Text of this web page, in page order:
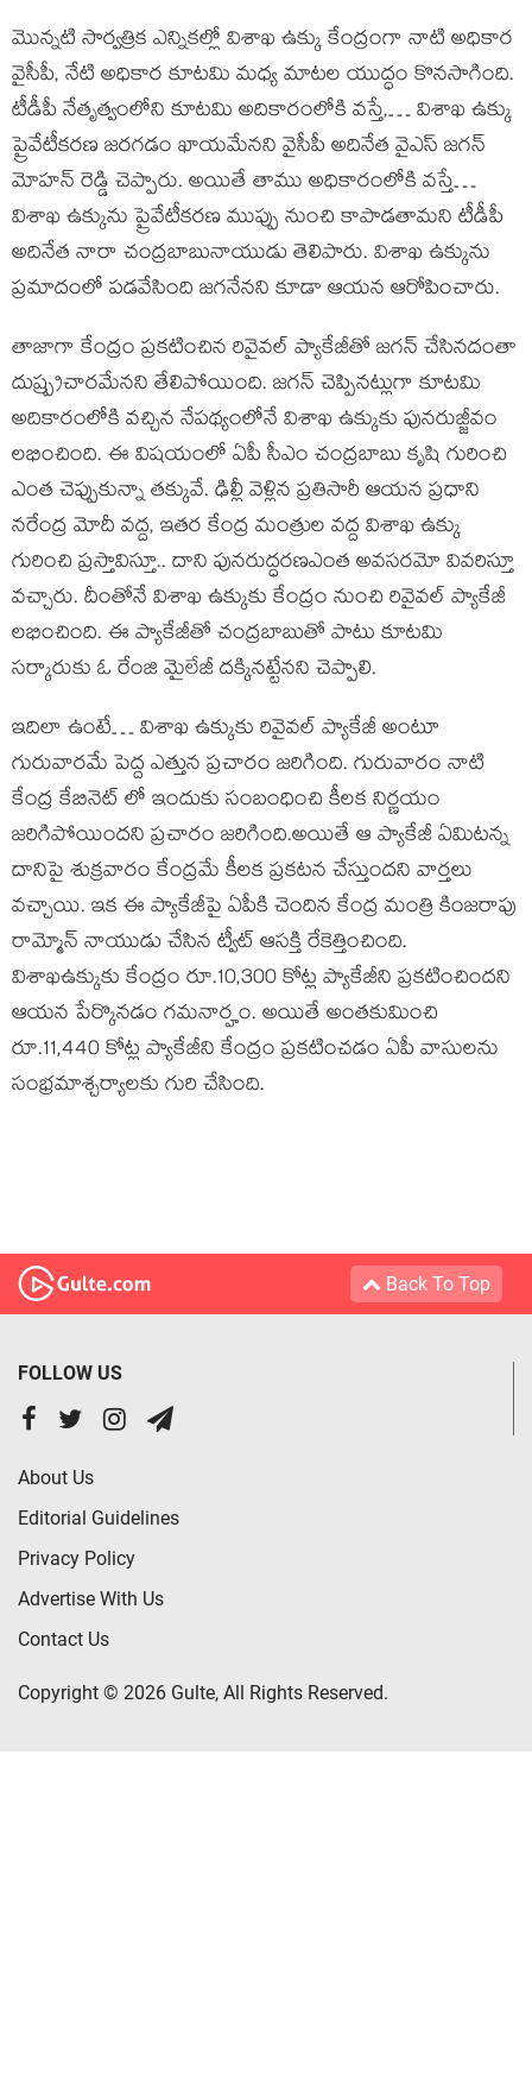
మొన్నటి సార్వత్రిక ఎన్నికల్లో విశాఖ ఉక్కు కేంద్రంగా నాటి అధికార
వైసీపీ, నేటి అధికార కూటమి మధ్య మాటల యుద్ధం కొనసాగింది.
టీడీపీ నేతృత్వంలోని కూటమి అదికారంలోకి వస్తే,… విశాఖ ఉక్కు
ప్రైవేటీకరణ జరగడం ఖాయమేనని వైసీపీ అదినేత వైఎస్ జగన్
మోహన్ రెడ్డి చెప్పారు. అయితే తాము అధికారంలోకి వస్తే…
విశాఖ ఉక్కును ప్రైవేటీకరణ ముప్పు నుంచి కాపాడతామని టీడీపీ
అదినేత నారా చంద్రబాబునాయుడు తెలిపారు. విశాఖ ఉక్కును
ప్రమాదంలో పడవేసింది జగనేనని కూడా ఆయన ఆరోపించారు.
తాజాగా కేంద్రం ప్రకటించిన రివైవల్ ప్యాకేజీతో జగన్ చేసినదంతా
దుష్ప్రచారమేనని తేలిపోయింది. జగన్ చెప్పినట్లుగా కూటమి
అదికారంలోకి వచ్చిన నేపథ్యంలోనే విశాఖ ఉక్కుకు పునరుజ్జీవం
లభించింది. ఈ విషయంలో ఏపీ సీఎం చంద్రబాబు కృషి గురించి
ఎంత చెప్పుకున్నా తక్కువే. ఢిల్లీ వెళ్లిన ప్రతిసారీ ఆయన ప్రధాని
నరేంద్ర మోదీ వద్ద, ఇతర కేంద్ర మంత్రుల వద్ద విశాఖ ఉక్కు
గురించి ప్రస్తావిస్తూ.. దాని పునరుద్ధరణఎంత అవసరమో వివరిస్తూ
వచ్చారు. దీంతోనే విశాఖ ఉక్కుకు కేంద్రం నుంచి రివైవల్ ప్యాకేజీ
లభించింది. ఈ ప్యాకేజీతో చంద్రబాబుతో పాటు కూటమి
సర్కారుకు ఓ రేంజి మైలేజీ దక్కినట్టేనని చెప్పాలి.
ఇదిలా ఉంటే… విశాఖ ఉక్కుకు రివైవల్ ప్యాకేజీ అంటూ
గురువారమే పెద్ద ఎత్తున ప్రచారం జరిగింది. గురువారం నాటి
కేంద్ర కేబినెట్ లో ఇందుకు సంబంధించి కీలక నిర్ణయం
జరిగిపోయిందని ప్రచారం జరిగింది.అయితే ఆ ప్యాకేజీ ఏమిటన్న
దానిపై శుక్రవారం కేంద్రమే కీలక ప్రకటన చేస్తుందని వార్తలు
వచ్చాయి. ఇక ఈ ప్యాకేజీపై ఏపీకి చెందిన కేంద్ర మంత్రి కింజరాపు
రామ్మోన్ నాయుడు చేసిన ట్వీట్ ఆసక్తి రేకెత్తించింది.
విశాఖఉక్కుకు కేంద్రం రూ.10,300 కోట్ల ప్యాకేజీని ప్రకటించిందని
ఆయన పేర్కొనడం గమనార్హం. అయితే అంతకుమించి
రూ.11,440 కోట్ల ప్యాకేజీని కేంద్రం ప్రకటించడం ఏపీ వాసులను
సంభ్రమాశ్చర్యాలకు గురి చేసింది.
Back To Top
FOLLOW US
About Us
Editorial Guidelines
Privacy Policy
Advertise With Us
Contact Us
Copyright © 2026 Gulte, All Rights Reserved.